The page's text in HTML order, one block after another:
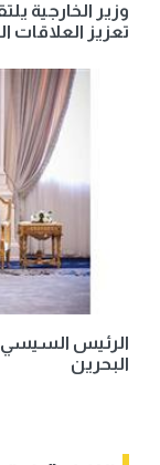
وزير الخارجية
تعزيز العلاقات
الرئيس السيسي
البحرين